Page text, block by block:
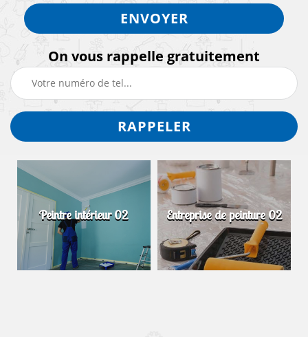
On vous rappelle gratuitement
Peintre intérieur 02 Entreprise de peinture 02